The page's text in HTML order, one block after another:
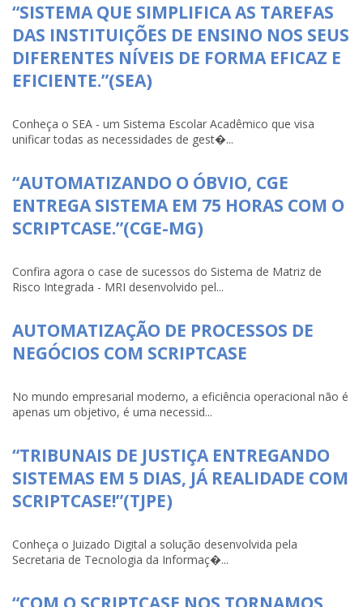
“SISTEMA QUE SIMPLIFICA AS TAREFAS
DAS INSTITUIÇÕES DE ENSINO NOS SEUS
DIFERENTES NÍVEIS DE FORMA EFICAZ E
EFICIENTE.”(SEA)
Conheça o SEA - um Sistema Escolar Acadêmico que visa
unificar todas as necessidades de gest�...
“AUTOMATIZANDO O ÓBVIO, CGE
ENTREGA SISTEMA EM 75 HORAS COM O
SCRIPTCASE.”(CGE-MG)
Confira agora o case de sucessos do Sistema de Matriz de
Risco Integrada - MRI desenvolvido pel...
AUTOMATIZAÇÃO DE PROCESSOS DE
NEGÓCIOS COM SCRIPTCASE
No mundo empresarial moderno, a eficiência operacional não é
apenas um objetivo, é uma necessid...
“TRIBUNAIS DE JUSTIÇA ENTREGANDO
SISTEMAS EM 5 DIAS, JÁ REALIDADE COM
SCRIPTCASE!”(TJPE)
Conheça o Juizado Digital a solução desenvolvida pela
Secretaria de Tecnologia da Informaç�...